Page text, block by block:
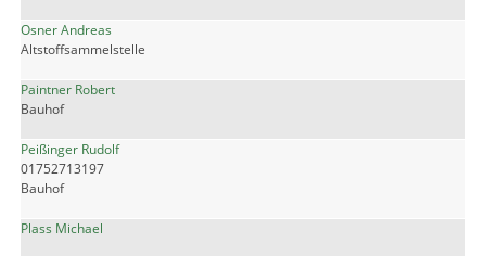
Osner Andreas
Altstoffsammelstelle
Paintner Robert
Bauhof
Peißinger Rudolf
01752713197
Bauhof
Plass Michael